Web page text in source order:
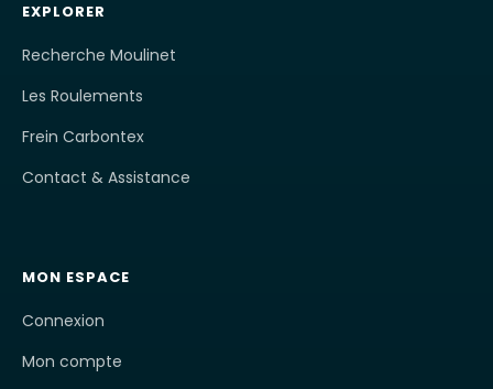
EXPLORER
Recherche Moulinet
Les Roulements
Frein Carbontex
Contact & Assistance
MON ESPACE
Connexion
Mon compte